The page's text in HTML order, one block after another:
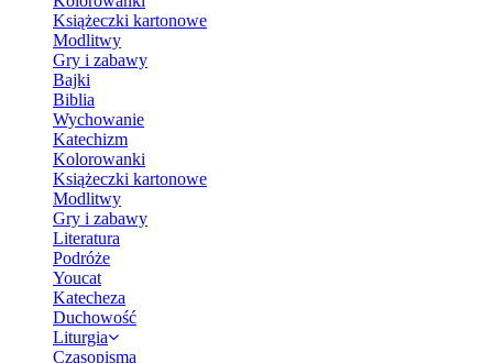
Książeczki kartonowe
Modlitwy
Gry i zabawy
Bajki
Biblia
Wychowanie
Katechizm
Kolorowanki
Książeczki kartonowe
Modlitwy
Gry i zabawy
Literatura
Podróże
Youcat
Katecheza
Duchowość
Liturgia
Czasopisma